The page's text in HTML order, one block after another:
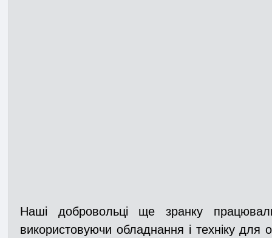
Наші добровольці ще зранку
використовуючи обладнання і техніку для